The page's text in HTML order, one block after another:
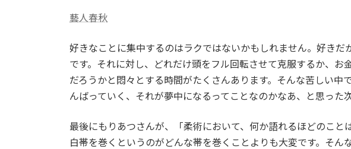
藝人春秋
好きなことに集中するのはラクではないかもしれません。好きだ
です。それに対し、どれだけ頭をフル回転させて克服するか、お
だろうかと悶々とする時間がたくさんあります。そんな苦しい中
んばっていく、それが夢中になるってことなのかなあ、と思った次
最後にもりあつさんが、「柔術において、何か語れるほどのこと
白帯を巻くというのがどんな帯を巻くことよりも大変です。そん